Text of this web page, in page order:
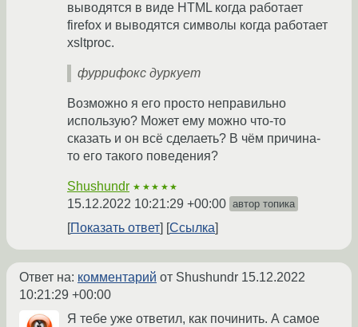
выводятся в виде HTML когда работает
firefox и выводятся символы когда работает
xsltproc.
фуррифокс дуркует
Возможно я его просто неправильно
использую? Может ему можно что-то
сказать и он всё сделаеть? В чём причина-
то его такого поведения?
Shushundr ★★★★★
15.12.2022 10:21:29 +00:00 автор топика
Показать ответ Ссылка
Ответ на: комментарий от Shushundr 15.12.2022
10:21:29 +00:00
Я тебе уже ответил, как починить. А самое